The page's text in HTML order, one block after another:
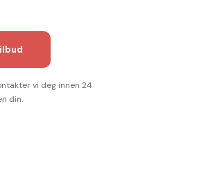
vi deg innen 24
din.